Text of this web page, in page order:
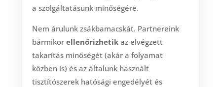
a szolgáltatásunk minőségére.
Nem árulunk zsákbamacskát. Partnereink
bármikor ellenőrizhetikaz elvégzett
takarítás minőségét (akár a folyamat
közben is) és az általunk használt
tisztítószerek hatósági engedélyét és